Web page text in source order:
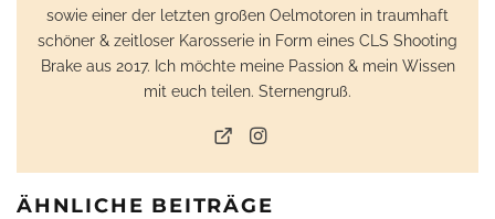
sowie einer der letzten großen Oelmotoren in traumhaft
schöner & zeitloser Karosserie in Form eines CLS Shooting
Brake aus 2017. Ich möchte meine Passion & mein Wissen
mit euch teilen. Sternengruß.
ÄHNLICHE BEITRÄGE